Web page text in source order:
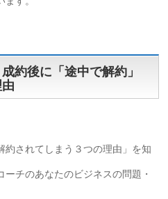
約後に「途中で解約」
約されてしまう３つの理由」を知
チのあなたのビジネスの問題・